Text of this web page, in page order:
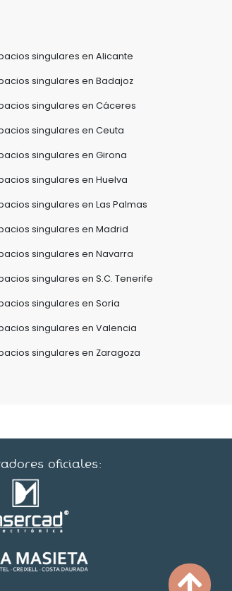
singulares en Alicante
singulares en Badajoz
singulares en Cáceres
singulares en Ceuta
singulares en Girona
singulares en Huelva
singulares en Las Palmas
singulares en Madrid
singulares en Navarra
singulares en S.C. Tenerife
singulares en Soria
singulares en Valencia
singulares en Zaragoza
oficiales: